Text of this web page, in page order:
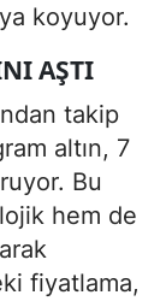
koyuyor.
AŞTI
takip
altın, 7
Bu
hem de
fiyatlama,